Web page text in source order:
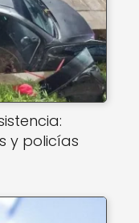
y policías